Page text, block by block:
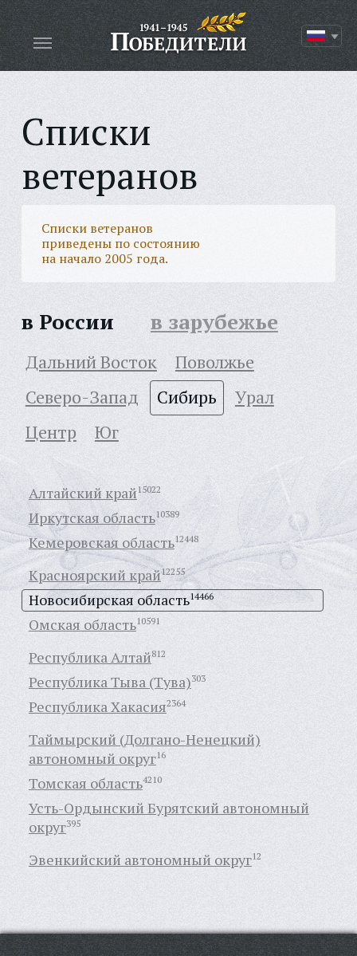
Списки
ветеранов
Списки ветеранов
приведены по состоянию
на начало 2005 года.
в России в зарубежье
Дальний Восток
Поволжье
Северо-Запад
Сибирь
Урал
Центр
Юг
Алтайский край15022
Иркутская область10389
Кемеровская область12448
Красноярский край12255
Новосибирская область14466
Омская область10591
Республика Алтай812
Республика Тыва (Тува)303
Республика Хакасия2364
Таймырский (Долгано-Ненецкий)
автономный округ16
Томская область4210
Усть-Ордынский Бурятский автономный
округ395
Эвенкийский автономный округ12